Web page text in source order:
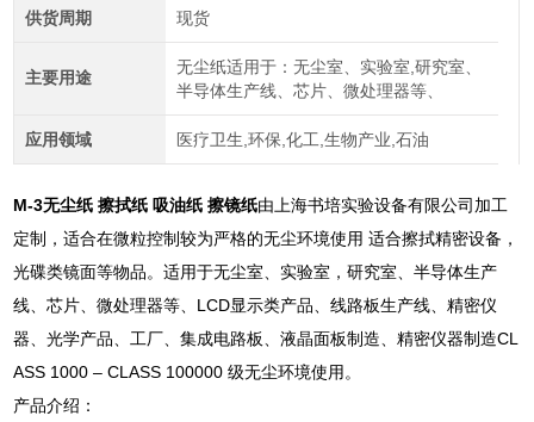
供货周期 现货
主要用途
无尘纸适用于：无尘室、实验室,研究室、
半导体生产线、芯片、微处理器等、
应用领域 医疗卫生,环保,化工,生物产业,石油
M-3无尘纸 擦拭纸 吸油纸 擦镜纸由上海书培实验设备有限公司加工
定制，适合在微粒控制较为严格的无尘环境使用 适合擦拭精密设备，
光碟类镜面等物品。适用于无尘室、实验室，研究室、半导体生产
线、芯片、微处理器等、LCD显示类产品、线路板生产线、精密仪
器、光学产品、工厂、集成电路板、液晶面板制造、精密仪器制造CL
ASS 1000 – CLASS 100000 级无尘环境使用。
产品介绍：